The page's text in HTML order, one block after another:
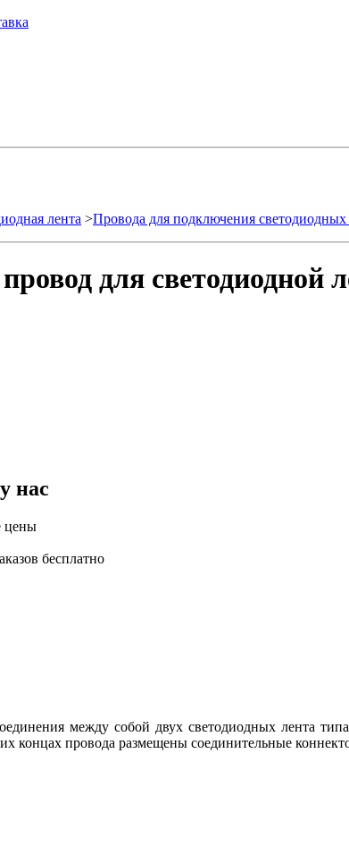
лента >Провода для подключения светодиодных
для светодиодной
нас
цены
бесплатно
между собой двух светодиодных лента
концах провода размещены соединительные